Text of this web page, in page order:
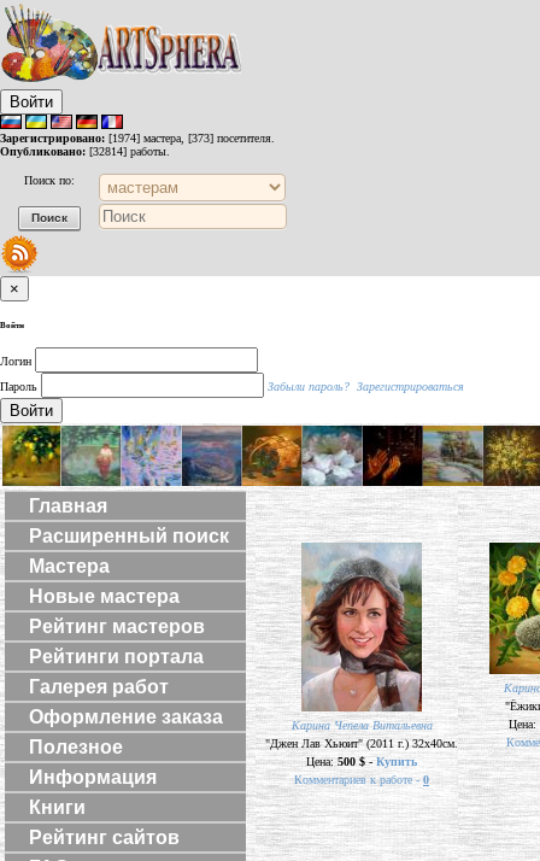
Войти
Зарегистрировано: [1974] мастера, [373] посетителя.
Опубликовано: [32814] работы.
Поиск по:
×
Войти
Логин
Пароль
Забыли пароль? Зарегистрироваться
Войти
Главная
Расширенный поиск
Мастера
Новые мастера
Рейтинг мастеров
Рейтинги портала
Галерея работ
Оформление заказа
Полезное
Информация
Книги
Рейтинг сайтов
Карина Чепела Витальевна
"Джен Лав Хьюит" (2011 г.) 32х40см.
Цена:500 $ -Купить
Комментариев к работе -0
Цена: